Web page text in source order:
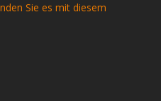
Sie es mit diesem